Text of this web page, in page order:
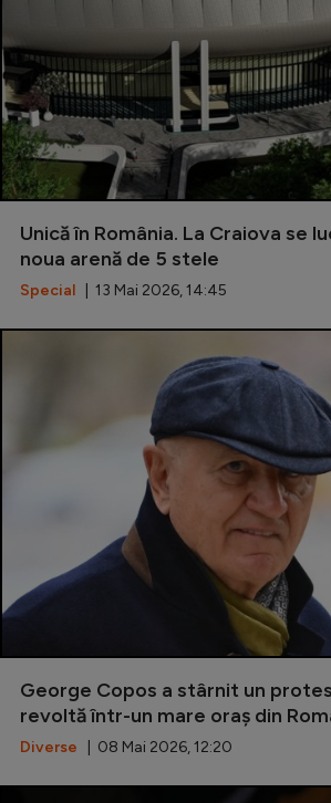
Unică în România. La Craiova se
noua arenă de 5 stele
Special | 13 Mai 2026, 14:45
George Copos a stârnit un
revoltă într-un mare oraș din
Diverse | 08 Mai 2026, 12:20